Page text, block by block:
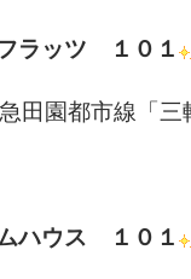
ラッツ １０１
田園都市線「
ハウス １０１